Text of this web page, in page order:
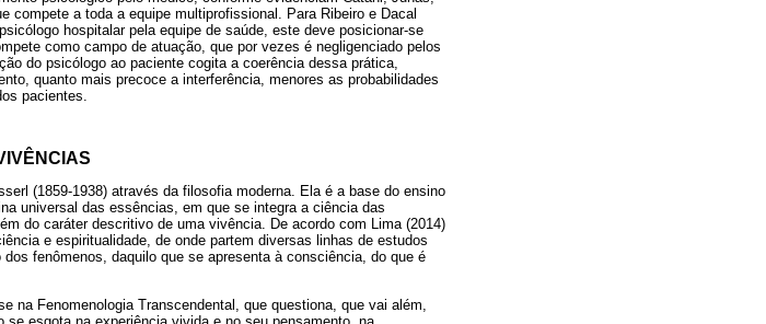
a toda a equipe multiprofissional. Para Ribeiro e Dacal
hospitalar pela equipe de saúde, este deve posicionar-se
como campo de atuação, que por vezes é negligenciado pelos
do psicólogo ao paciente cogita a coerência dessa prática,
quanto mais precoce a interferência, menores as probabilidades
pacientes.
(1859-1938) através da filosofia moderna. Ela é a base do ensino
universal das essências, em que se integra a ciência das
do caráter descritivo de uma vivência. De acordo com Lima (2014)
e espiritualidade, de onde partem diversas linhas de estudos
fenômenos, daquilo que se apresenta à consciência, do que é
na Fenomenologia Transcendental, que questiona, que vai além,